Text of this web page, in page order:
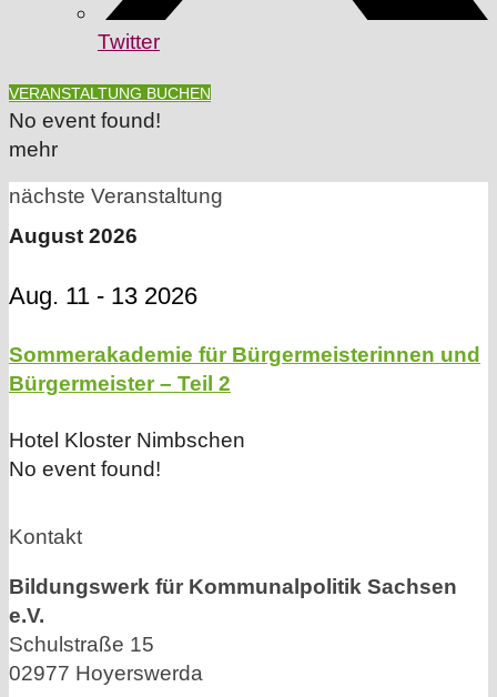
Twitter
VERANSTALTUNG BUCHEN
No event found!
mehr
nächste Veranstaltung
August 2026
Aug. 11 - 13 2026
Sommerakademie für Bürgermeisterinnen und
Bürgermeister – Teil 2
Hotel Kloster Nimbschen
No event found!
Kontakt
Bildungswerk für Kommunalpolitik Sachsen
e.V.
Schulstraße 15
02977 Hoyerswerda